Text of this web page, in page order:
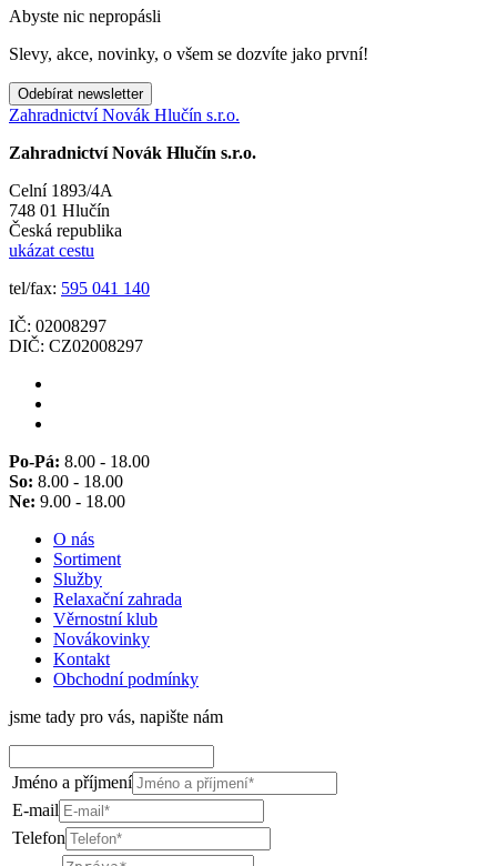
Abyste nic nepropásli
Slevy, akce, novinky, o všem se dozvíte jako první!
Odebírat newsletter
Zahradnictví Novák Hlučín s.r.o.
Zahradnictví Novák Hlučín s.r.o.
Celní 1893/4A
748 01 Hlučín
Česká republika
ukázat cestu
tel/fax: 595 041 140
IČ: 02008297
DIČ: CZ02008297
Po-Pá: 8.00 - 18.00
So: 8.00 - 18.00
Ne: 9.00 - 18.00
O nás
Sortiment
Služby
Relaxační zahrada
Věrnostní klub
Novákovinky
Kontakt
Obchodní podmínky
jsme tady pro vás, napište nám
Jméno a příjmení
E-mail
Telefon